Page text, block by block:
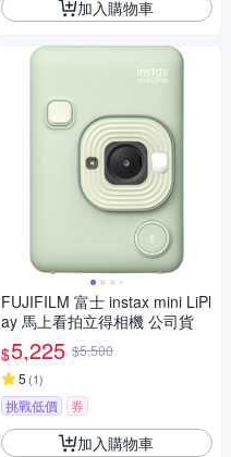
加入購物車
FUJIFILM 富士 instax mini LiPl
ay 馬上看拍立得相機 公司貨
$5,225 $5,500
5 (1)
挑戰低價 券
加入購物車